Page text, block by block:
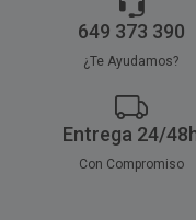
649 373 390
¿Te Ayudamos?
Entrega 24/
Con Compromiso